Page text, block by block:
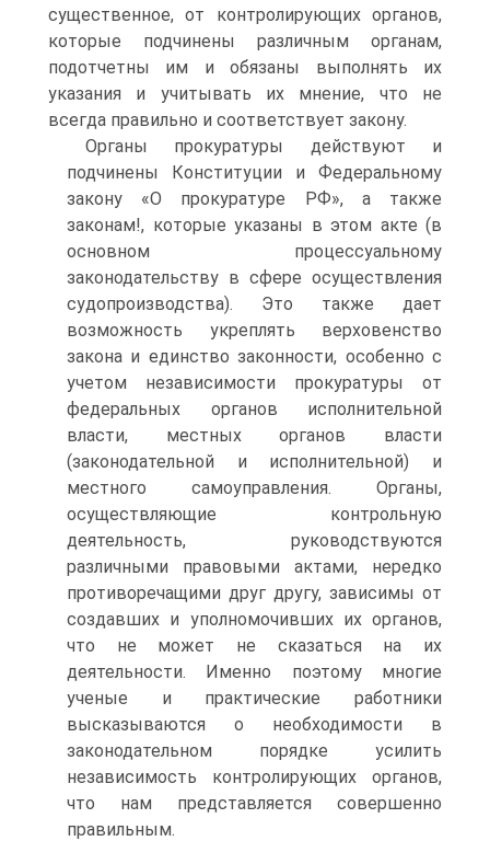
существенное, от контролирующих органов,
которые подчинены различным органам,
подотчетны им и обязаны выполнять их
указания и учитывать их мнение, что не
всегда правильно и соответствует закону.
Органы прокуратуры действуют и
подчинены Конституции и Федеральному
закону «О прокуратуре РФ», а также
законам!, которые указаны в этом акте (в
основном процессуальному
законодательству в сфере осуществления
судопроизводства). Это также дает
возможность укреплять верховенство
закона и единство законности, особенно с
учетом независимости прокуратуры от
федеральных органов исполнительной
власти, местных органов власти
(законодательной и исполнительной) и
местного самоуправления. Органы,
осуществляющие контрольную
деятельность, руководствуются
различными правовыми актами, нередко
противоречащими друг другу, зависимы от
создавших и уполномочивших их органов,
что не может не сказаться на их
деятельности. Именно поэтому многие
ученые и практические работники
высказываются о необходимости в
законодательном порядке усилить
независимость контролирующих органов,
что нам представляется совершенно
правильным.